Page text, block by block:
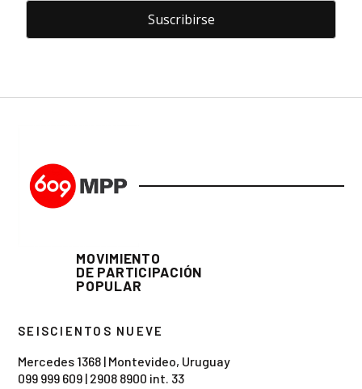
MOVIMIENTO
DE PARTICIPACIÓN
POPULAR
SEISCIENTOS NUEVE
Mercedes 1368 | Montevideo, Uruguay
099 999 609 | 2908 8900 int. 33